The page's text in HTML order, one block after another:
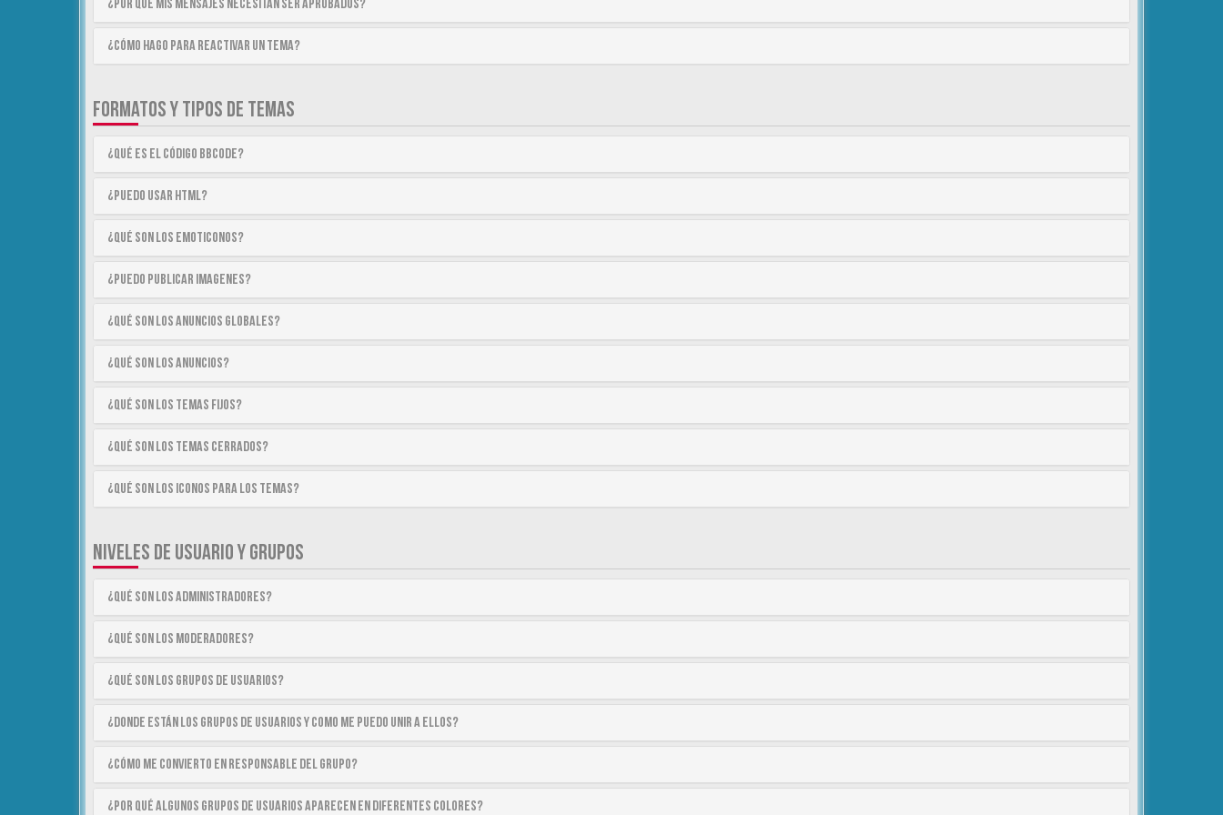
¿Por qué mis mensajes necesitan ser aprobados?
¿Cómo hago para reactivar un tema?
FORMATOS Y TIPOS DE TEMAS
¿Qué es el código BBCode?
¿Puedo usar HTML?
¿Qué son los emoticonos?
¿Puedo publicar imagenes?
¿Qué son los anuncios globales?
¿Qué son los anuncios?
¿Qué son los temas fijos?
¿Qué son los temas cerrados?
¿Qué son los iconos para los temas?
NIVELES DE USUARIO Y GRUPOS
¿Qué son los Administradores?
¿Qué son los Moderadores?
¿Qué son los Grupos de Usuarios?
¿Donde están los Grupos de Usuarios y como me puedo unir a ellos?
¿Cómo me convierto en Responsable del Grupo?
¿Por qué algunos Grupos de Usuarios aparecen en diferentes colores?